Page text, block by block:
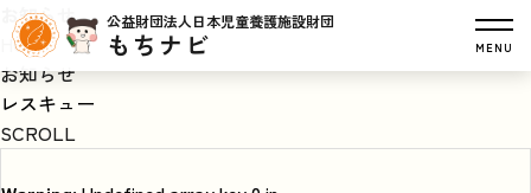
公益財団法人日本児童養護施設財団
もちナビ MENU
お知らせ
HOME
お知らせ
レスキュー
SCROLL